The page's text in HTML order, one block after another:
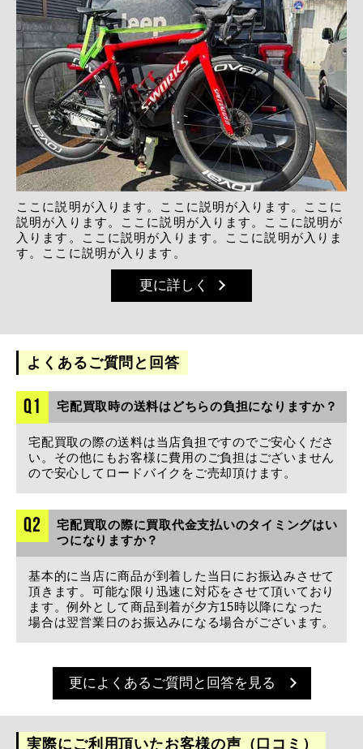
ここに説明が入ります。ここに説明が入ります。ここに
説明が入ります。ここに説明が入ります。ここに説明が
入ります。ここに説明が入ります。ここに説明が入りま
す。ここに説明が入ります。
更に詳しく
よくあるご質問と回答
Q1 宅配買取時の送料はどちらの負担になりますか？
Q2
宅配買取の際に買取代金支払いのタイミングはい
つになりますか？
宅配買取の際の送料は当店負担ですのでご安心くださ
い。その他にもお客様に費用のご負担はございません
ので安心してロードバイクをご売却頂けます。
基本的に当店に商品が到着した当日にお振込みさせて
頂きます。可能な限り迅速に対応をさせて頂いており
ます。例外として商品到着が夕方15時以降になった
場合は翌営業日のお振込みになる場合がございます。
更によくあるご質問と回答を見る
実際にご利用頂いたお客様の声（口コミ）